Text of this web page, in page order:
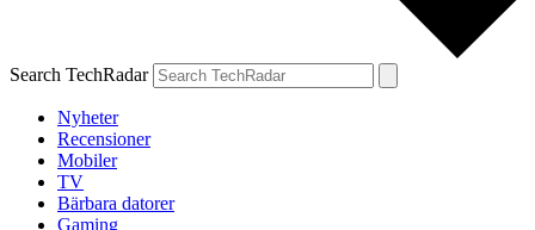
Search TechRadar
Nyheter
Recensioner
Mobiler
TV
Bärbara datorer
Gaming